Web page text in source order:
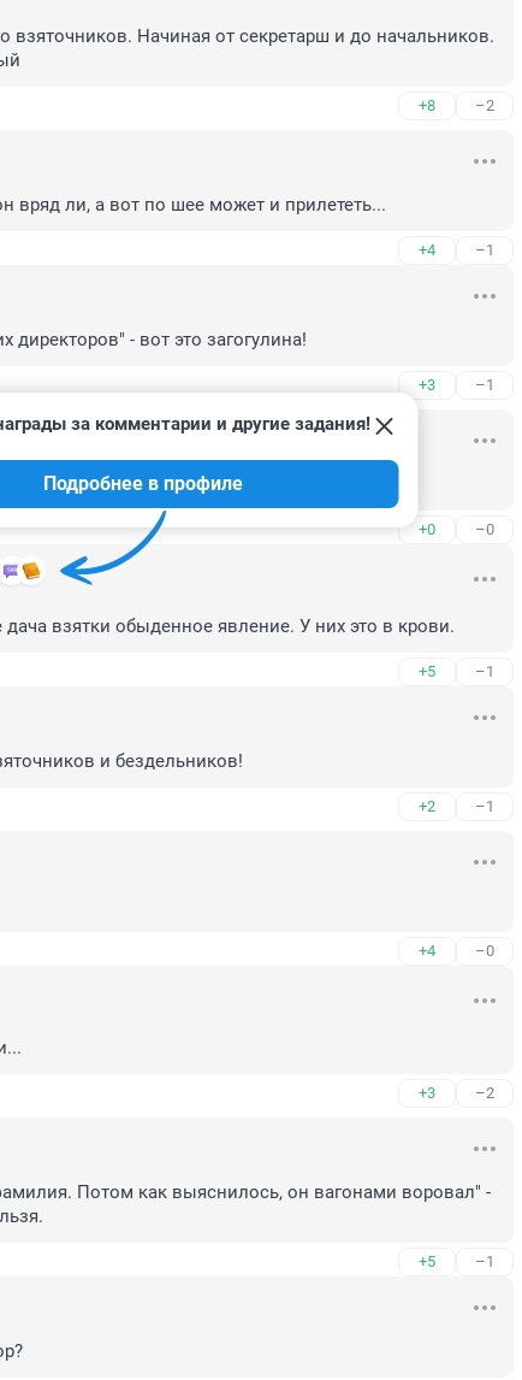
взяточников. Начиная от секретарш и до начальников.
+8 –2
вряд ли, а вот по шее может и прилететь...
+4 –1
директоров" - вот это загогулина!
+3 –1
+0 –0
за комментарии и другие задания!
Подробнее в профиле
взятки обыденное явление. У них это в крови.
+5 –1
и бездельников!
+2 –1
+4 –0
+3 –2
Потом как выяснилось, он вагонами воровал" -
+5 –1